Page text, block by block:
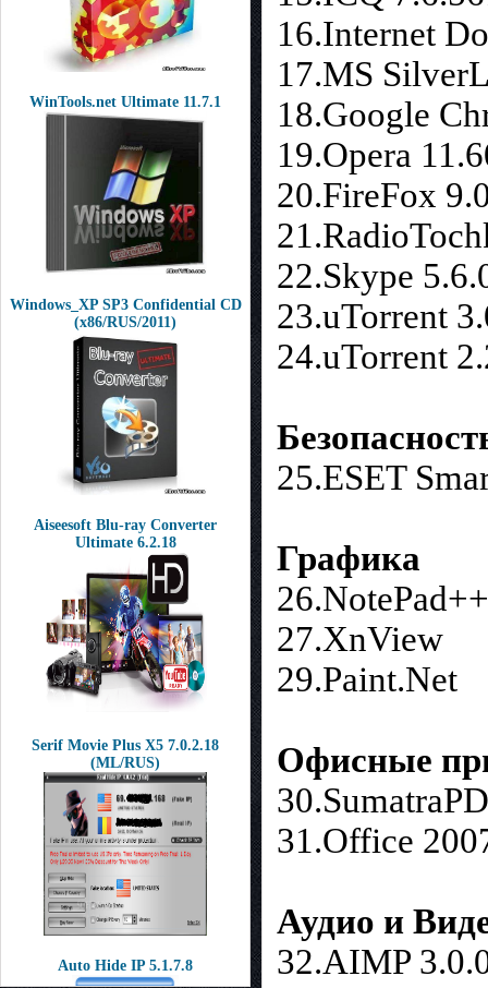
WinTools.net Ultimate 11.7.1
Windows_XP SP3 Confidential CD
(x86/RUS/2011)
Aiseesoft Blu-ray Converter
Ultimate 6.2.18
Serif Movie Plus X5 7.0.2.18
(ML/RUS)
Auto Hide IP 5.1.7.8
16.Internet
17.MS
18.Google
19.Opera
20.FireFox
22.Skype
23.uTorrent
24.uTorrent
25.ESET
Графика
27.XnView
29.Paint.Net
Офисные
31.Office
Аудио и
32.AIMP